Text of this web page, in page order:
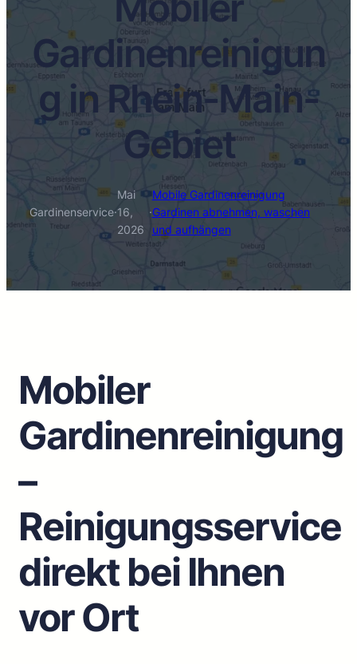
Gardinenreinigun
g in Rhein-Main-
Gebiet
Gardinenservice·
Mai
16,
2026
·
Mobile Gardinenreinigung
Gardinen abnehmen, waschen
und aufhängen
Mobiler
Gardinenreinigung
–
Reinigungsservice
direkt bei Ihnen
vor Ort